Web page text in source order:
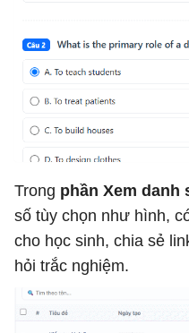
Trong phần Xem danh
số tùy chọn như hình,
cho học sinh, chia sẻ
hỏi trắc nghiệm.